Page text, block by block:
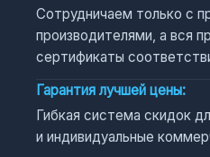
Сотрудничаем только с
производителями, а вся
сертификаты
Гарантия лучшей цены:
Гибкая система скидок
и индивидуальные